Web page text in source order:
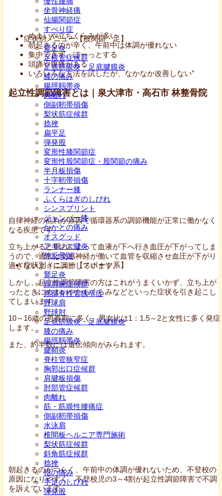
坐骨神経痛
仙腸関節症
すべり症
症状別メニュー【股関節・足】
鵞足炎
足根管症候群
足底筋膜炎・足底腱膜炎
膝の痛み
腸脛靱帯炎
肉離れ
側副靭帯損傷
梨状筋症候群
捻挫
扁平足
弾発股
変形性膝関節症
変形性股関節症・股関節の痛み
半月板損傷
十字靭帯損傷
ランナー膝
ふくらはぎのしびれ
シンスプリント
ジャンパー膝
かかとの痛み
オスグッド
アキレス腱炎
外反母趾
症状別メニュー【スポーツ系】
鵞足炎
頸肩腕症候群
頚部脊柱管狭窄症
野球肩
野球肘
足底筋膜炎・足底腱膜炎
膝の痛み
腸脛靱帯炎
腱鞘炎
脊柱管狭窄症
胸郭出口症候群
肩腱板損傷
肘部管症候群
肉離れ
筋・筋膜性腰痛症
側副靭帯損傷
水泳肩
椎間板ヘルニア専門施術
梨状筋症候群
斜角筋症候群
捻挫
指の痛み
手足のしびれ
弾発股
めまいや立ちくらみが多い
朝起きるのが辛く、午前中は体調が優れない
集中できず、ぼーっとする
頭痛や腹痛がある
いろいろな方法を試したが、なかなか改善しない”
起立性調節障害とは｜泉大津市・高石市 林整骨院
自律神経の乱れが原因で循環器系の調節機能が正常に働かなく
なる疾患です。
立ち上がると重力によって血液が下へ行き血圧が下がってしま
うので、通常は交感神経が働いて血管を収縮させ血圧が下がり
過ぎないように調節しています。
しかし、起立性調節障害の方はこれがうまくいかず、立ち上が
ったときにめまいやたちくらみなどといった症状を引き起こし
てしまいます。
10～16歳の思春期に多く、男女比は1：1.5～2と女性に多く発症
します。
また、約半数には遺伝傾向がみられます。
朝起きるのがつらく、午前中の体調が優れないため、不登校の
原因になりやすく、不登校児の3～4割が起立性調節障害で不調
を訴えています。